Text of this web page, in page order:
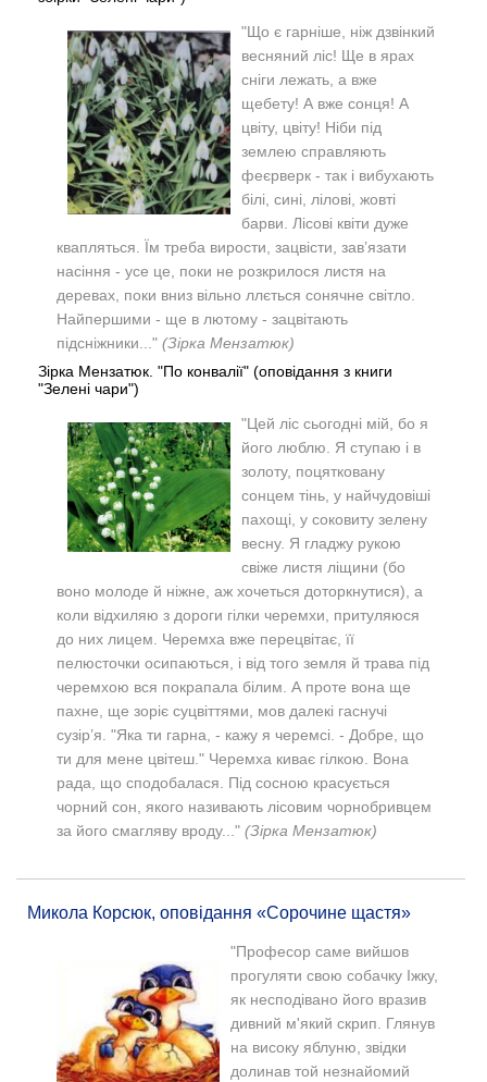
"Що є гарніше, ніж дзвінкий
весняний ліс! Ще в ярах
сніги лежать, а вже
щебету! А вже сонця! А
цвіту, цвіту! Ніби під
землею справляють
феєрверк - так і вибухають
білі, сині, лілові, жовті
барви. Лісові квіти дуже
квапляться. Їм треба вирости, зацвісти, зав’язати
насіння - усе це, поки не розкрилося листя на
деревах, поки вниз вільно ллється сонячне світло.
Найпершими - ще в лютому - зацвітають
підсніжники..." (Зірка Мензатюк)
Зірка Мензатюк. "По конвалії" (оповідання з книги
"Зелені чари")
"Цей ліс сьогодні мій, бо я
його люблю. Я ступаю і в
золоту, поцятковану
сонцем тінь, у найчудовіші
пахощі, у соковиту зелену
весну. Я гладжу рукою
свіже листя ліщини (бо
воно молоде й ніжне, аж хочеться доторкнутися), а
коли відхиляю з дороги гілки черемхи, притуляюся
до них лицем. Черемха вже перецвітає, її
пелюсточки осипаються, і від того земля й трава під
черемхою вся покрапала білим. А проте вона ще
пахне, ще зоріє суцвіттями, мов далекі гаснучі
сузір’я. "Яка ти гарна, - кажу я черемсі. - Добре, що
ти для мене цвітеш." Черемха киває гілкою. Вона
рада, що сподобалася. Під сосною красується
чорний сон, якого називають лісовим чорнобривцем
за його смагляву вроду..." (Зірка Мензатюк)
Микола Корсюк, оповідання «Сорочине щастя»
"Професор саме вийшов
прогуляти свою собачку Іжку,
як несподівано його вразив
дивний м'який скрип. Глянув
на високу яблуню, звідки
долинав той незнайомий